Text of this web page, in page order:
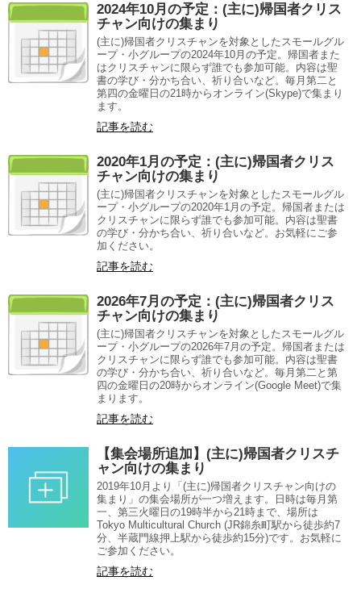
2024年10月の予定：(主に)帰国者クリス
チャン向けの集まり
(主に)帰国者クリスチャンを対象としたスモールグル
ープ・小グループの2024年10月の予定。帰国者また
はクリスチャンに限らず誰でも参加可能。内容は聖
書の学び・分かち合い、祈り合いなど。毎月第二と
第四の金曜日の21時からオンライン(Skype)で集まり
ます。
記事を読む
2020年1月の予定：(主に)帰国者クリス
チャン向けの集まり
(主に)帰国者クリスチャンを対象としたスモールグル
ープ・小グループの2020年1月の予定。帰国者または
クリスチャンに限らず誰でも参加可能。内容は聖書
の学び・分かち合い、祈り合いなど。お気軽にご参
加ください。
記事を読む
2026年7月の予定：(主に)帰国者クリス
チャン向けの集まり
(主に)帰国者クリスチャンを対象としたスモールグル
ープ・小グループの2026年7月の予定。帰国者または
クリスチャンに限らず誰でも参加可能。内容は聖書
の学び・分かち合い、祈り合いなど。毎月第二と第
四の金曜日の20時からオンライン(Google Meet)で集
まります。
記事を読む
【集会場所追加】(主に)帰国者クリスチ
ャン向けの集まり
2019年10月より「(主に)帰国者クリスチャン向けの
集まり」の集会場所が一つ増えます。日時は毎月第
一、第三火曜日の19時半から21時まで、場所は
Tokyo Multicultural Church (JR錦糸町駅から徒歩約7
分、半蔵門線押上駅から徒歩約15分)です。お気軽に
ご参加ください。
記事を読む